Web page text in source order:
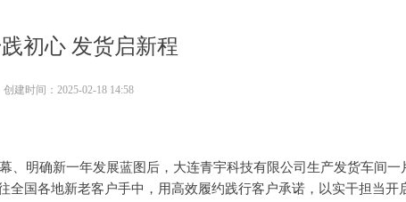
初心 发货启新程
明确新一年发展蓝图后，大连青宇科技有限公司生产发货车间一
国各地新老客户手中，用高效履约践行客户承诺，以实干担当开
创建时间： 2025-02-18 14:58